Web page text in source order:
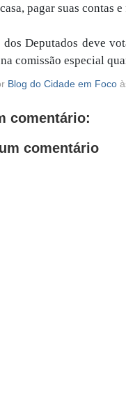
pagar suas contas
dos Deputados deve
comissão especial
Blog do Cidade em Foco
comentário:
comentário